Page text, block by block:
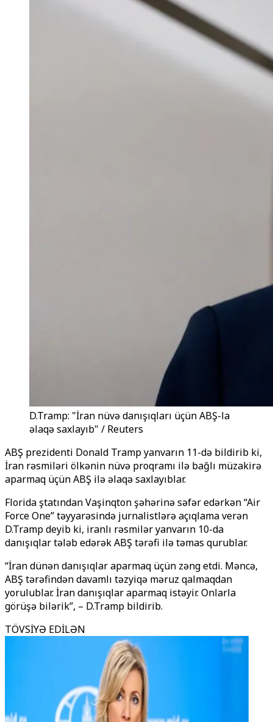
D.Tramp: "İran nüvə danışıqları üçün ABŞ-la
əlaqə saxlayıb" / Reuters
ABŞ prezidenti Donald Tramp yanvarın 11-də bildirib ki,
İran rəsmiləri ölkənin nüvə proqramı ilə bağlı müzakirə
aparmaq üçün ABŞ ilə əlaqə saxlayıblar.
Florida ştatından Vaşinqton şəhərinə səfər edərkən “Air
Force One” təyyarəsində jurnalistlərə açıqlama verən
D.Tramp deyib ki, iranlı rəsmilər yanvarın 10-da
danışıqlar tələb edərək ABŞ tərəfi ilə təmas qurublar.
“İran dünən danışıqlar aparmaq üçün zəng etdi. Məncə,
ABŞ tərəfindən davamlı təzyiqə məruz qalmaqdan
yorulublar. İran danışıqlar aparmaq istəyir. Onlarla
görüşə bilərik”, – D.Tramp bildirib.
TÖVSİYƏ EDİLƏN